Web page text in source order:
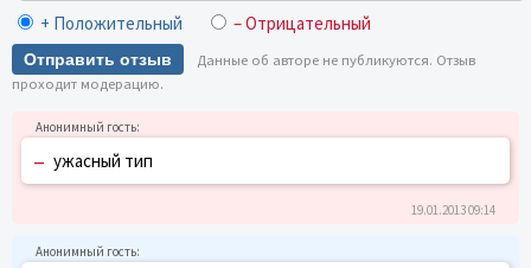
+ Положительный – Отрицательный
Отправить отзыв
Данные об авторе не публикуются. Отзыв
проходит модерацию.
– ужасный тип
19.01.2013 09:14